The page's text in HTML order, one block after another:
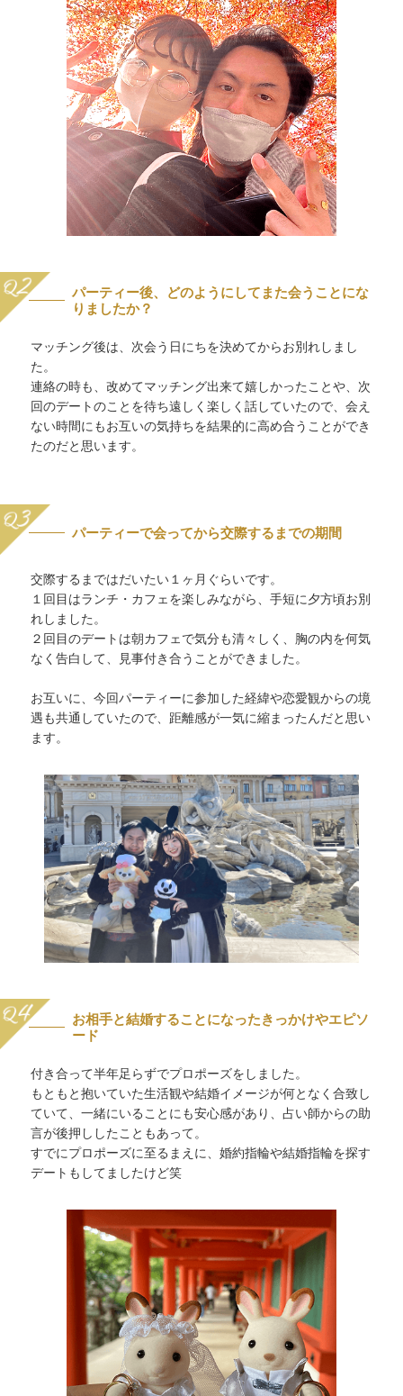
パーティー後、どのようにしてまた会うことにな
りましたか？
マッチング後は、次会う日にちを決めてからお別れしまし
た。
連絡の時も、改めてマッチング出来て嬉しかったことや、次
回のデートのことを待ち遠しく楽しく話していたので、会え
ない時間にもお互いの気持ちを結果的に高め合うことができ
たのだと思います。
パーティーで会ってから交際するまでの期間
交際するまではだいたい１ヶ月ぐらいです。
１回目はランチ・カフェを楽しみながら、手短に夕方頃お別
れしました。
２回目のデートは朝カフェで気分も清々しく、胸の内を何気
なく告白して、見事付き合うことができました。
お互いに、今回パーティーに参加した経緯や恋愛観からの境
遇も共通していたので、距離感が一気に縮まったんだと思い
ます。
お相手と結婚することになったきっかけやエピソ
ード
付き合って半年足らずでプロポーズをしました。
もともと抱いていた生活観や結婚イメージが何となく合致し
ていて、一緒にいることにも安心感があり、占い師からの助
言が後押ししたこともあって。
すでにプロポーズに至るまえに、婚約指輪や結婚指輪を探す
デートもしてましたけど笑